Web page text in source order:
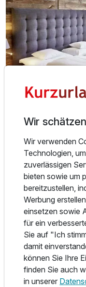
Ausstattung
Zusatznächte
Für 6 Tage
Doppelzimmer
2 Erwachsene und 1
Herzlich Willkommen
Zugspitz-Arena!
45 Zimmern vereint
Tradition und
Aufenthalt. Bei uns ist
wohltuende Stunden
Wellnessoase mit
atemberaubenden
Ehrwald. Es erwartet
Eisbrunnen, ein
und noch vieles
Augen und Gaumen
Wir
Wir verwenden
Technologien,
zuverlässigen
bieten sowie um
bereitzustellen,
Werbung
einsetzen sowie
für ein
Sie auf "Ich
damit
können Sie Ihre
finden Sie auch
in unserer